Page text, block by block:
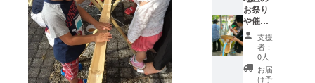
フレー
クタイ
プなの
でアレ
ンジメ
ニュー
も簡
お祭り
や催事
にお伺
いし
て、流
しそう
めんを
支援
者：
0人
お届
け予